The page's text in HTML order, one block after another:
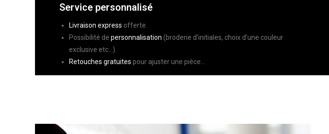
Service personnalisé
Livraison express offerte.
Possibilité de personnalisation (broderie d’initiales, choix d’une couleur
exclusive etc…).
Retouches gratuites pour ajuster une pièce…